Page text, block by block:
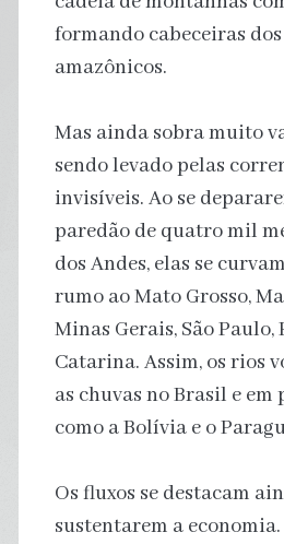
formando cabeceiras
amazônicos.
Mas ainda sobra muito
sendo levado pelas
invisíveis. Ao se
paredão de quatro mil
dos Andes, elas se
rumo ao Mato Grosso,
Minas Gerais, São Paulo,
Catarina. Assim, os rios
as chuvas no Brasil e em
como a Bolívia e o
Os fluxos se destacam
sustentarem a economia.